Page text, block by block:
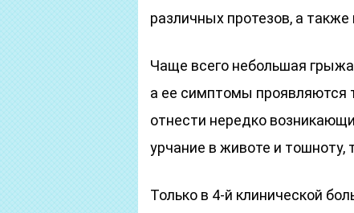
различных протезов, а
Чаще всего небольшая грыжа
а ее симптомы проявляются
отнести нередко
урчание в животе и тошноту,
Только в 4-й клинической